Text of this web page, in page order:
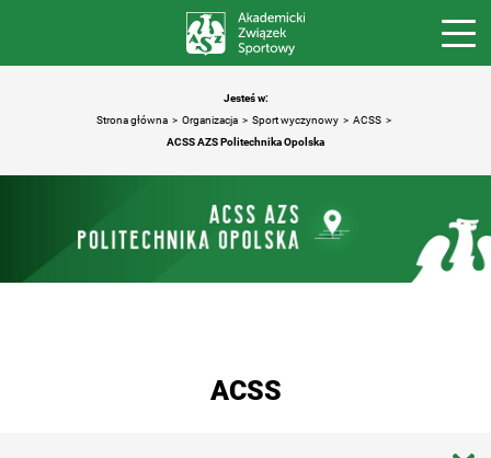
Jesteś w:
Strona główna
Organizacja Sport wyczynowy
ACSS
ACSS AZS Politechnika Opolska
ACSS